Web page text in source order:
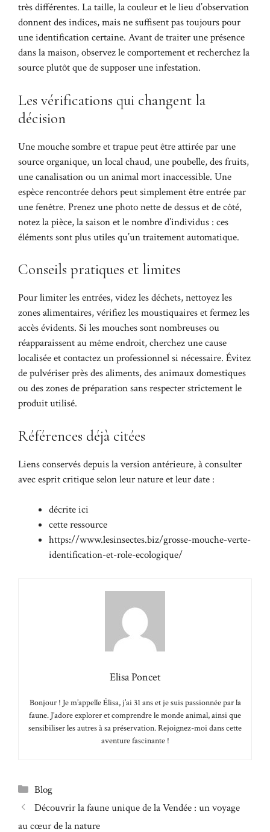
très différentes. La taille, la couleur et le lieu d’observation
donnent des indices, mais ne suffisent pas toujours pour
une identification certaine. Avant de traiter une présence
dans la maison, observez le comportement et recherchez la
source plutôt que de supposer une infestation.
Les vérifications qui changent la
décision
Une mouche sombre et trapue peut être attirée par une
source organique, un local chaud, une poubelle, des fruits,
une canalisation ou un animal mort inaccessible. Une
espèce rencontrée dehors peut simplement être entrée par
une fenêtre. Prenez une photo nette de dessus et de côté,
notez la pièce, la saison et le nombre d’individus : ces
éléments sont plus utiles qu’un traitement automatique.
Conseils pratiques et limites
Pour limiter les entrées, videz les déchets, nettoyez les
zones alimentaires, vérifiez les moustiquaires et fermez les
accès évidents. Si les mouches sont nombreuses ou
réapparaissent au même endroit, cherchez une cause
localisée et contactez un professionnel si nécessaire. Évitez
de pulvériser près des aliments, des animaux domestiques
ou des zones de préparation sans respecter strictement le
produit utilisé.
Références déjà citées
Liens conservés depuis la version antérieure, à consulter
avec esprit critique selon leur nature et leur date :
décrite ici
cette ressource
https://www.lesinsectes.biz/grosse-mouche-verte-
identification-et-role-ecologique/
Elisa Poncet
Bonjour ! Je m’appelle Élisa, j’ai 31 ans et je suis passionnée par la
faune. J’adore explorer et comprendre le monde animal, ainsi que
sensibiliser les autres à sa préservation. Rejoignez-moi dans cette
aventure fascinante !
Catégories
Blog
Découvrir la faune unique de la Vendée : un voyage
au cœur de la nature